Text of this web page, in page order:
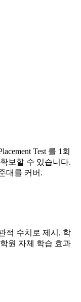
Test 를 1회
보할 수 있습니다.
대를 커버.
적 수치로 제시. 학
원 자체 학습 효과